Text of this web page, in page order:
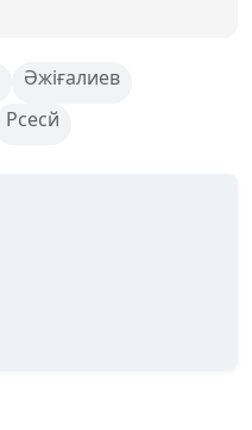
Әжіғалиев
Рсесй